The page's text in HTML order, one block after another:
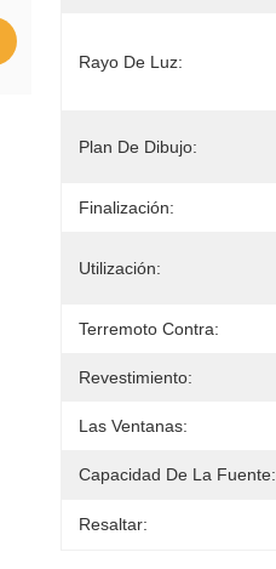
Rayo De Luz:
Plan De Dibujo:
Finalización:
Utilización:
Terremoto Contra:
Revestimiento:
Las Ventanas:
Capacidad De La Fuente:
Resaltar: